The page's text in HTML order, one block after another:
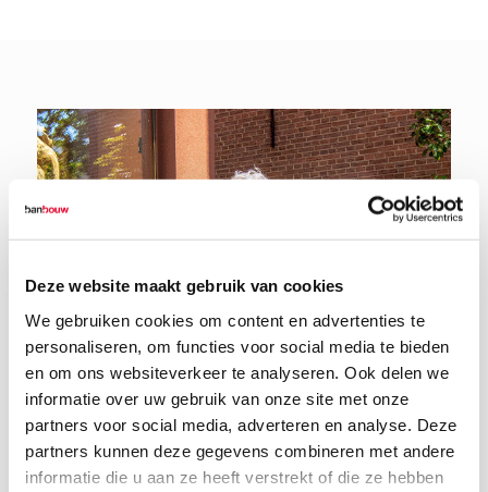
Deze website maakt gebruik van cookies
We gebruiken cookies om content en advertenties te
personaliseren, om functies voor social media te bieden
en om ons websiteverkeer te analyseren. Ook delen we
informatie over uw gebruik van onze site met onze
partners voor social media, adverteren en analyse. Deze
partners kunnen deze gegevens combineren met andere
informatie die u aan ze heeft verstrekt of die ze hebben
3 juli 2026